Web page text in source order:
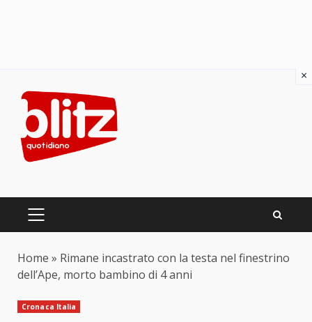
content
PRIMARY
Home » Rimane incastrato con la testa nel finestrino
dell’Ape, morto bambino di 4 anni
Cronaca Italia
×